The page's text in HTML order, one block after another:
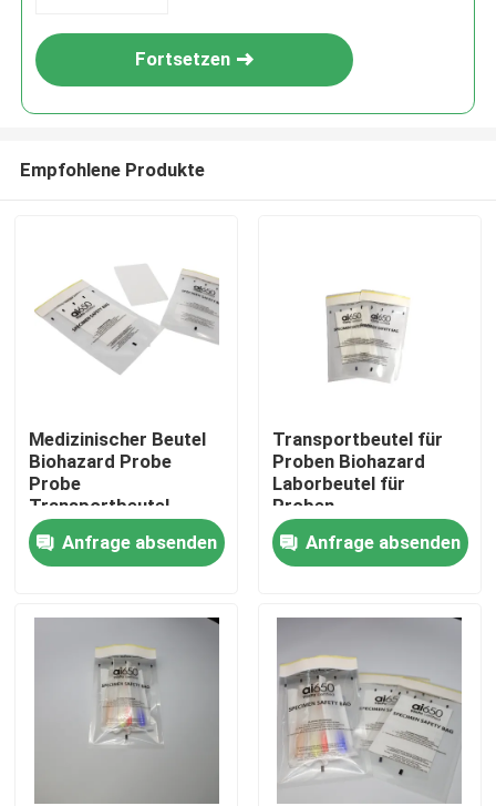
Produkte
Videos
Fortsetzen
Empfohlene Produkte
Medizinischer Beutel
Biohazard Probe
Probe
Transportbeutel
Anfrage absenden
Transportbeutel für
Proben Biohazard
Laborbeutel für
Proben
Anfrage absenden